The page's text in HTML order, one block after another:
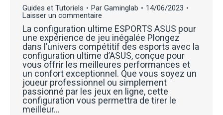
Guides et Tutoriels Par Gaminglab
14/06/2023
Laisser un commentaire
La configuration ultime ESPORTS ASUS pour
une expérience de jeu inégalée Plongez
dans l’univers compétitif des esports avec la
configuration ultime d’ASUS, conçue pour
vous offrir les meilleures performances et
un confort exceptionnel. Que vous soyez un
joueur professionnel ou simplement
passionné par les jeux en ligne, cette
configuration vous permettra de tirer le
meilleur…